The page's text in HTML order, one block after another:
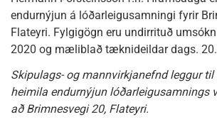
endurnýjun á lóðarleigusamningi fyrir
Flateyri. Fylgigögn eru undirrituð
2020 og mæliblað tæknideildar dags.
Skipulags- og mannvirkjanefnd leggur
heimila endurnýjun lóðarleigusamnings
að Brimnesvegi 20, Flateyri.